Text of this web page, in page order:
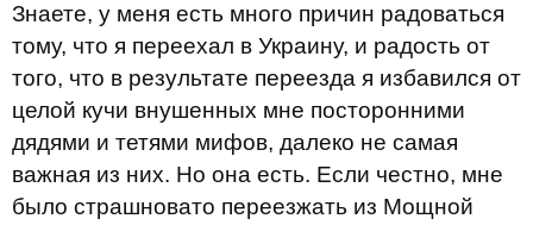
Знаете, у меня есть много причин радоваться
тому, что я переехал в Украину, и радость от
того, что в результате переезда я избавился от
целой кучи внушенных мне посторонними
дядями и тетями мифов, далеко не самая
важная из них. Но она есть. Если честно, мне
было страшновато переезжать из Мощной